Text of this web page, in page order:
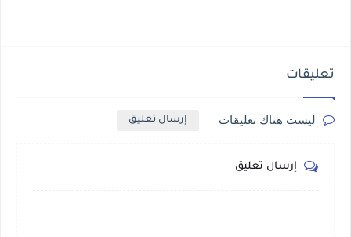
تعليقات
ليست هناك تعليقات إرسال تعليق
إرسال تعليق